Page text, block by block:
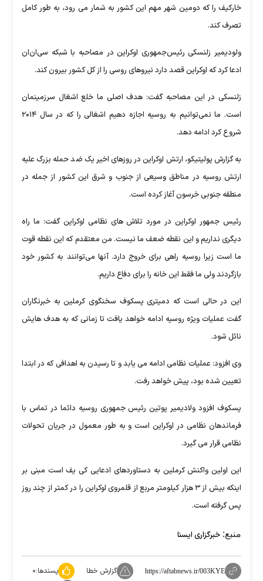
خارکیف را که دومین شهر مهم این کشور به شمار می رود، به طور کامل
تصرف کند.
ولودیمیر زلنسکی رئیس‌جمهوری اوکراین در مصاحبه‌ با شبکه سی‌ان‌ان
ادعا کرد که اوکراین قصد دارد نیروهای روسی را از کل کشور بیرون کند.
زلنسکی در این مصاحبه گفت: هدف اصلی ما خلع اشغال سرزمینمان
است. ما نمی‌توانیم به روسیه اجازه دهیم اشغالی را که در سال ۲۰۱۴
شروع کرد ادامه دهد.
به گزارش پولیتیکو، ارتش اوکراین در روزهای اخیر یک ضد حمله بزرگ علیه
ارتش روسیه در مناطق وسیعی از جنوب و شرق این کشور از جمله در
منطقه جنوبی خرسون آغاز کرده است.
رئیس جمهور اوکراین در مورد تلاش های نظامی اوکراین گفت: ما راه
دیگری نداریم و این نقطه ضعف ما نیست. من معتقدم که این نقطه قوت
ما است زیرا روسیه راهی برای خروج دارد. آنها می‌توانند به کشور خود
بازگردند ولی ما فقط این خانه را برای دفاع داریم.
این در حالی است که دمیتری پسکوف سخنگوی کرملین به خبرنگاران
گفت عملیات ویژه روسیه ادامه خواهد یافت تا زمانی که به هدف هایش
نائل شود.
وی افزود: عملیات نظامی ادامه می یابد و تا رسیدن به اهدافی که در ابتدا
تعیین شده بود، پیش خواهد رفت.
پسکوف افزود ولادیمیر پوتین رئیس جمهوری روسیه دائما در تماس با
فرماندهان نظامی در اوکراین است و به طور معمول در جریان تحولات
نظامی قرار می گیرد.
این اولین واکنش کرملین به دستاوردهای ادعایی کی یف است مبنی بر
اینکه بیش از ۳ هزار کیلومتر مربع از قلمروی اوکراین را در کمتر از چند روز
پس گرفته است.
منبع: خبرگزاری ایسنا
https://aftabnews.ir/003KYE گزارش خطا پسندها:۰